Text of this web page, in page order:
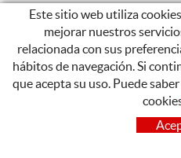
Este sitio web utiliza
mejorar nuestros
relacionada con sus
hábitos de navegación. Si
que acepta su uso. Puede